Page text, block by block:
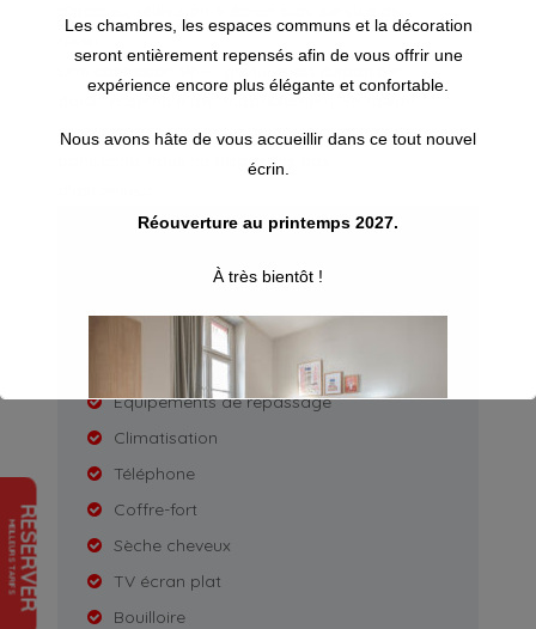
RESERVER
MEILLEURS TARIFS
Une connexion Wi-Fi gratuite est disponible
dans l’ensemble de l’établissement. En raison
du charme authentique de notre architecture
parisienne, nous ne disposons pas
Wifi gratuit
Non fumeur
Equipements de repassage
Climatisation
Téléphone
Coffre-fort
Sèche cheveux
TV écran plat
Bouilloire
Les chambres, les espaces communs et la décoration
seront entièrement repensés afin de vous offrir une
expérience encore plus élégante et confortable.
Nous avons hâte de vous accueillir dans ce tout nouvel
écrin.
Réouverture au printemps 2027.
À très bientôt !
Ceci se fermera dans